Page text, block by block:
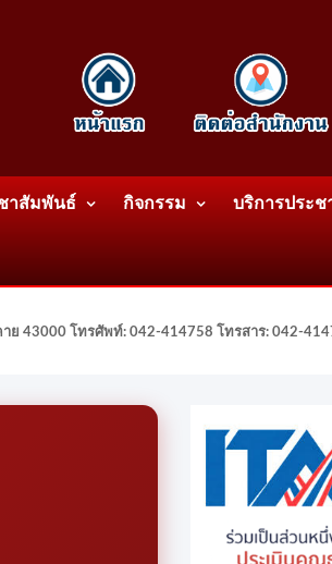
าสัมพันธ์ กิจกรรม บริการประช
43000 โทรศัพท์: 042-414758 โทรสาร: 042-